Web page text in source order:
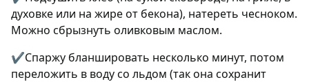
духовке или на жире от бекона), натереть чесноком.
Можно сбрызнуть оливковым маслом.
✔Спаржу бланшировать несколько минут, потом
переложить в воду со льдом (так она сохранит